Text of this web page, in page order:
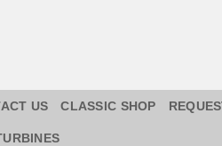
US CLASSIC SHOP